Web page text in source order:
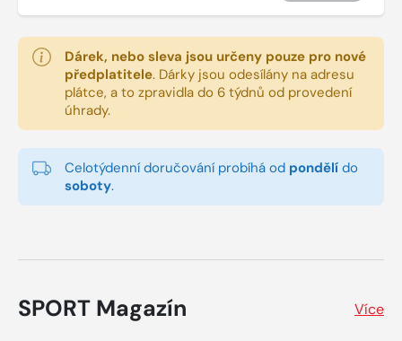
Dárek, nebo sleva jsou určeny pouze pro nové
předplatitele. Dárky jsou odesílány na adresu
plátce, a to zpravidla do 6 týdnů od provedení
úhrady.
Celotýdenní doručování probíhá od pondělí do
soboty.
SPORT Magazín Více